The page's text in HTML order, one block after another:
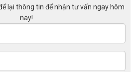
lại thông tin để nhận tư vấn ngay hôm
nay!